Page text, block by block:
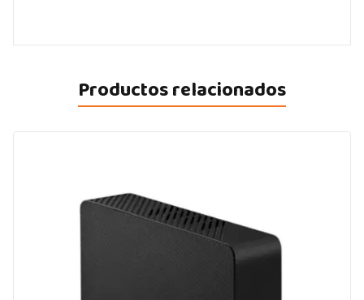
Productos relacionados